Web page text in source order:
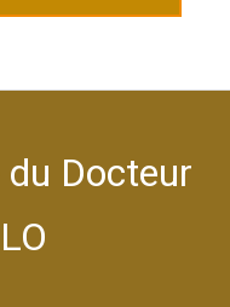
Docteur